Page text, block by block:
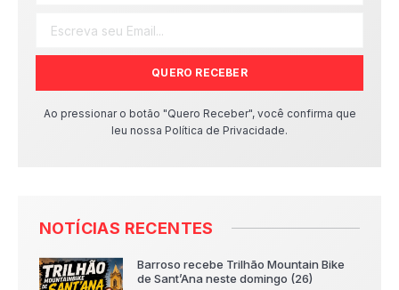
QUERO RECEBER
Ao pressionar o botão "Quero Receber", você confirma que
leu nossa Política de Privacidade.
NOTÍCIAS RECENTES
Barroso recebe Trilhão Mountain Bike
de Sant’Ana neste domingo (26)